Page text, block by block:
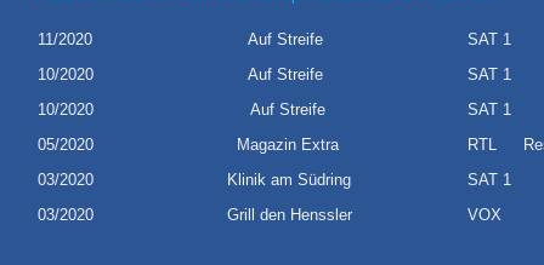
11/2020 Auf Streife
SAT 1
10/2020
Auf Streife
SAT 1
10/2020
Auf Streife
SAT 1
05/2020
Magazin Extra RTL
03/2020
Klinik am Südring
SAT 1
03/2020
Grill den Henssler VOX